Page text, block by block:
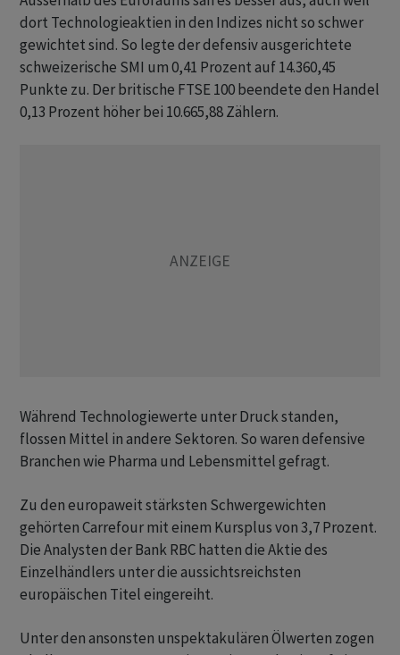
dort Technologieaktien in den Indizes nicht so schwer
gewichtet sind. So legte der defensiv ausgerichtete
schweizerische SMI um 0,41 Prozent auf 14.360,45
Punkte zu. Der britische FTSE 100 beendete den Handel
0,13 Prozent höher bei 10.665,88 Zählern.
Während Technologiewerte unter Druck standen,
flossen Mittel in andere Sektoren. So waren defensive
Branchen wie Pharma und Lebensmittel gefragt.
Zu den europaweit stärksten Schwergewichten
gehörten Carrefour mit einem Kursplus von 3,7 Prozent.
Die Analysten der Bank RBC hatten die Aktie des
Einzelhändlers unter die aussichtsreichsten
europäischen Titel eingereiht.
Unter den ansonsten unspektakulären Ölwerten zogen